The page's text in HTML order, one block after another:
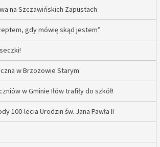
na Szczawińskich Zapustach
gdy mówię skąd jestem”
w Brzozowie Starym
w Gminie Iłów trafiły do szkół!
100-lecia Urodzin św. Jana Pawła II